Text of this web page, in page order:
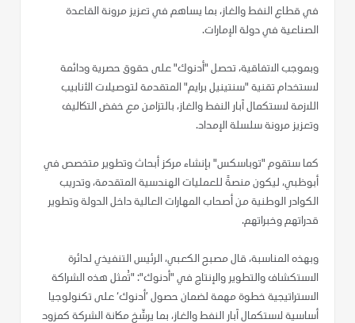
في قطاع النفط والغاز، بما يساهم في تعزيز مرونة القاعدة
الصناعية في دولة الإمارات.
وبموجب الاتفاقية، تحصل "أدنوك" على حقوق حصرية ودائمة
لاستخدام تقنية "سنتينيل برايم" المتقدمة لتوصيلات الأنابيب
اللازمة لاستكمال آبار النفط والغاز، بالتزامن مع خفض التكاليف
وتعزيز مرونة سلسلة الإمداد.
كما ستقوم "توباسكس" بإنشاء مركز أبحاث وتطوير متخصص في
أبوظبي، ليكون منصةً للعمليات الهندسية المتقدمة، وتدريب
الكوادر الوطنية من أصحاب المهارات العالية داخل الدولة وتطوير
قدراتهم وخبراتهم.
وبهذه المناسبة، قال مصبح الكعبي، الرئيس التنفيذي لدائرة
الاستكشاف والتطوير والإنتاج في "أدنوك": "تُمثل هذه الشراكة
الاستراتيجية خطوة مهمة لضمان حصول ’أدنوك‘ على تكنولوجيا
أساسية لاستكمال آبار النفط والغاز، بما يرسِّخ مكانة الشركة كمزود